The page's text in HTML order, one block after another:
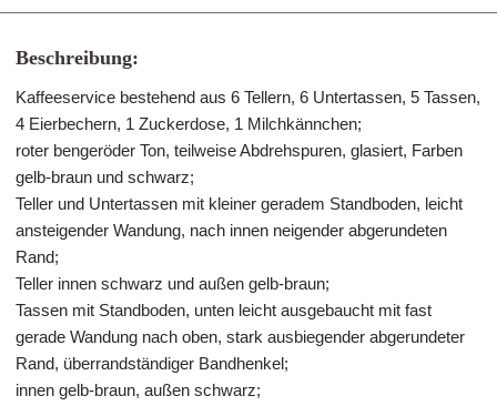
Beschreibung:
Kaffeeservice bestehend aus 6 Tellern, 6 Untertassen, 5 Tassen,
4 Eierbechern, 1 Zuckerdose, 1 Milchkännchen;
roter bengeröder Ton, teilweise Abdrehspuren, glasiert, Farben
gelb-braun und schwarz;
Teller und Untertassen mit kleiner geradem Standboden, leicht
ansteigender Wandung, nach innen neigender abgerundeten
Rand;
Teller innen schwarz und außen gelb-braun;
Tassen mit Standboden, unten leicht ausgebaucht mit fast
gerade Wandung nach oben, stark ausbiegender abgerundeter
Rand, überrandständiger Bandhenkel;
innen gelb-braun, außen schwarz;